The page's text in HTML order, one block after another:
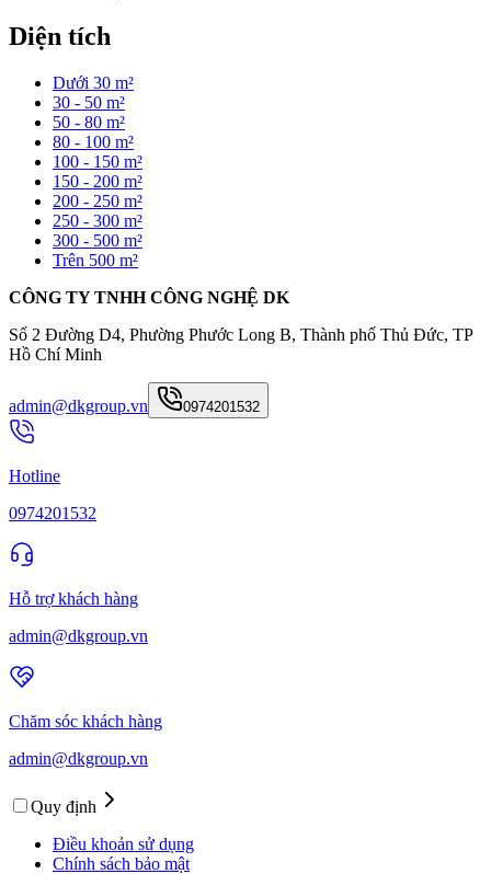
Diện tích
Dưới 30 m²
30 - 50 m²
50 - 80 m²
80 - 100 m²
100 - 150 m²
150 - 200 m²
200 - 250 m²
250 - 300 m²
300 - 500 m²
Trên 500 m²
CÔNG TY TNHH CÔNG NGHỆ DK
Số 2 Đường D4, Phường Phước Long B, Thành phố Thủ Đức, TP
Hồ Chí Minh
admin@dkgroup.vn 0974201532
Hotline
0974201532
Hỗ trợ khách hàng
admin@dkgroup.vn
Chăm sóc khách hàng
admin@dkgroup.vn
Quy định
Điều khoản sử dụng
Chính sách bảo mật